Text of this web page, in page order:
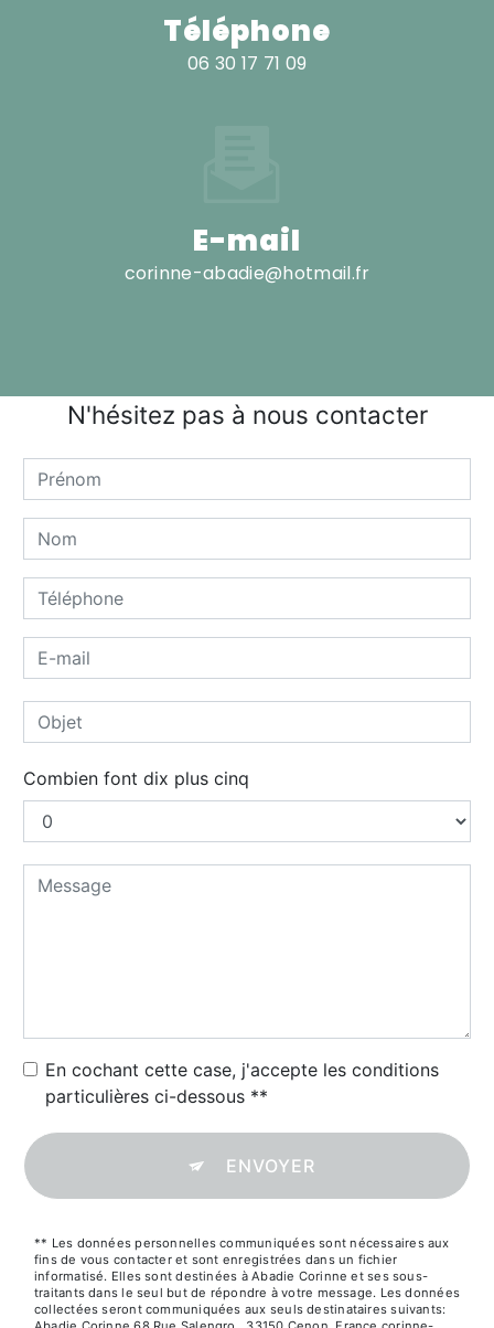
Téléphone
06 30 17 71 09
E-mail
corinne-abadie@hotmail.fr
N'hésitez pas à nous contacter
Combien font dix plus cinq
En cochant cette case, j'accepte les conditions
particulières ci-dessous **
ENVOYER
** Les données personnelles communiquées sont nécessaires aux
fins de vous contacter et sont enregistrées dans un fichier
informatisé. Elles sont destinées à Abadie Corinne et ses sous-
traitants dans le seul but de répondre à votre message. Les données
collectées seront communiquées aux seuls destinataires suivants: